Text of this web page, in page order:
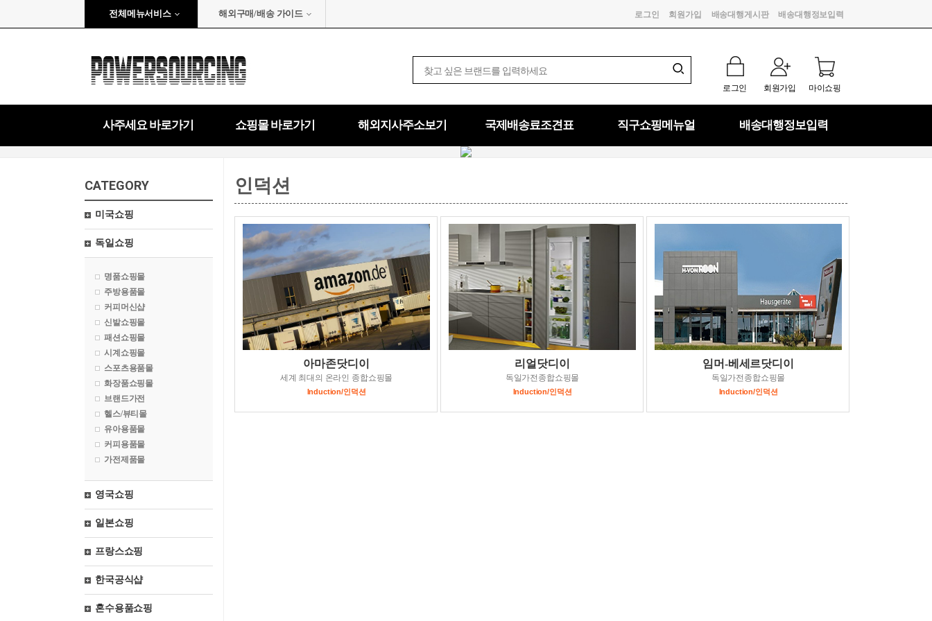
전체메뉴서비스 해외구매/배송 가이드 로그인 회원가입 배송대행게시판 배송대행정보입력
로그인 회원가입 마이쇼핑
사주세요 바로가기 쇼핑몰 바로가기 해외지사주소보기 국제배송료조견표 직구쇼핑메뉴얼 배송대행정보입력
CATEGORY
미국쇼핑
독일쇼핑
명품쇼핑몰
주방용품몰
커피머신샵
신발쇼핑몰
패션쇼핑몰
시계쇼핑몰
스포츠용품몰
화장품쇼핑몰
브랜드가전
헬스/뷰티몰
유아용품몰
커피용품몰
가전제품몰
영국쇼핑
일본쇼핑
프랑스쇼핑
한국공식샵
혼수용품쇼핑
인덕션
아마존닷디이
세계 최대의 온라인 종합쇼핑몰
Induction/인덕션
리얼닷디이
독일가전종합쇼핑몰
Induction/인덕션
임머-베세르닷디이
독일가전종합쇼핑몰
Induction/인덕션